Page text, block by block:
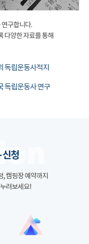
구합니다.
다양한 자료를 통해
독립운동사적지
독립운동사 연구
신청
, 캠핑장 예약까지
려보세요!